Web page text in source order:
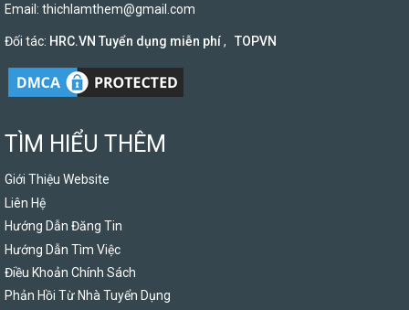
Email: thichlamthem@gmail.com
Đối tác: HRC.VN Tuyển dụng miễn phí, TOPVN
TÌM HIỂU THÊM
Giới Thiệu Website
Liên Hệ
Hướng Dẫn Đăng Tin
Hướng Dẫn Tìm Việc
Điều Khoản Chính Sách
Phản Hồi Từ Nhà Tuyển Dụng